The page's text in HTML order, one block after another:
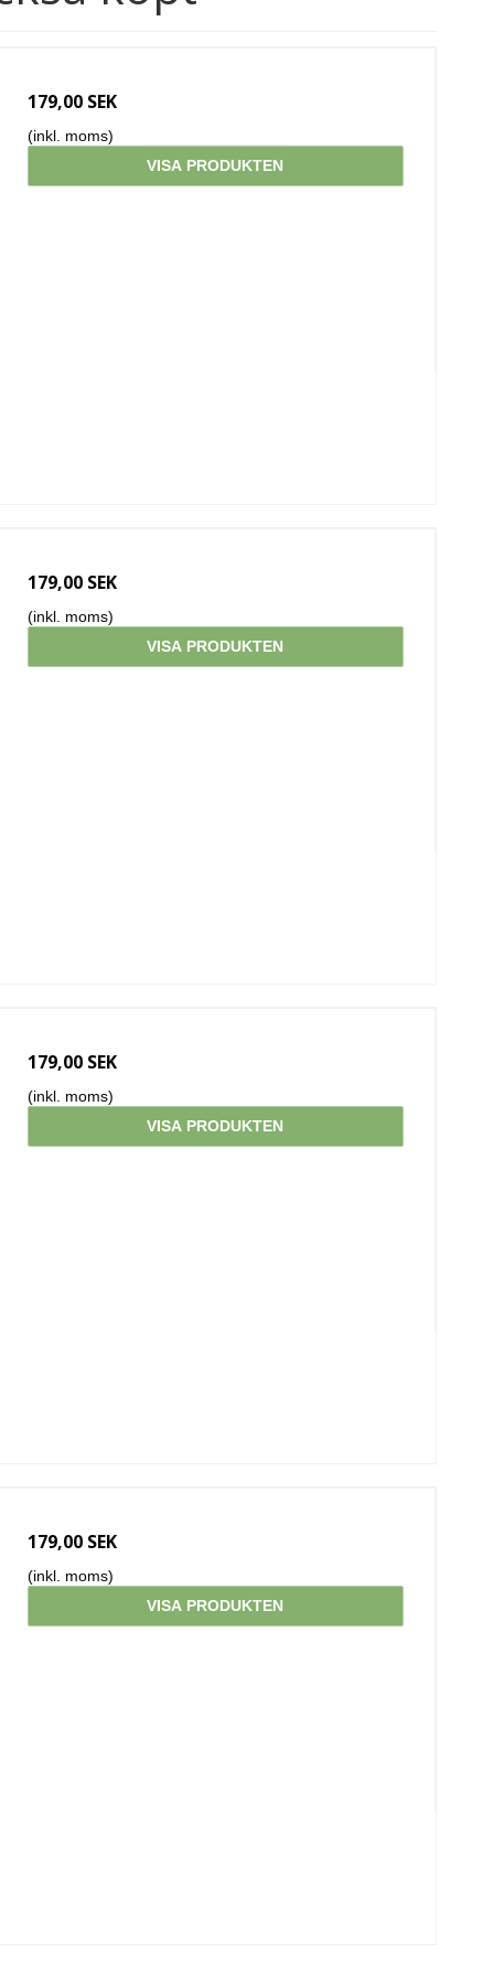
179,00 SEK
(inkl. moms)
VISA PRODUKTEN
179,00 SEK
(inkl. moms)
VISA PRODUKTEN
179,00 SEK
(inkl. moms)
VISA PRODUKTEN
179,00 SEK
(inkl. moms)
VISA PRODUKTEN